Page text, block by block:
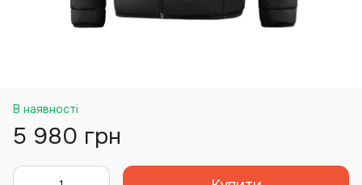
В наявності
5 980 грн